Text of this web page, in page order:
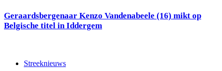
Geraardsbergenaar Kenzo Vandenabeele (16) mikt op
Belgische titel in Iddergem
Streeknieuws